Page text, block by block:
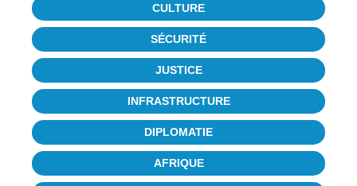
CULTURE
SÉCURITÉ
JUSTICE
INFRASTRUCTURE
DIPLOMATIE
AFRIQUE